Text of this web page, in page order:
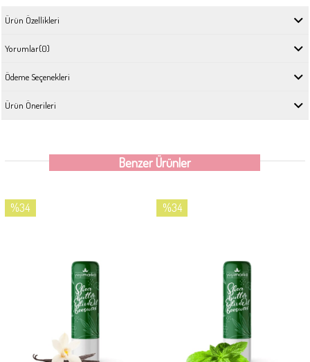
Ürün Özellikleri
Yorumlar(0)
Ödeme Seçenekleri
Ürün Önerileri
Benzer Ürünler
%34
%34